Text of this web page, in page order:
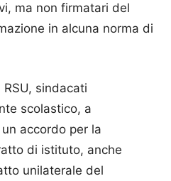
ma non firmatari del
in alcuna norma di
RSU, sindacati
scolastico, a
accordo per la
di istituto, anche
unilaterale del